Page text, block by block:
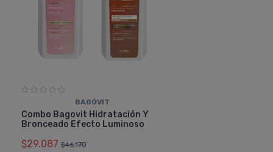
BAGÓVIT
Combo Bagovit Hidratación Y
Bronceado Efecto Luminoso
$29.087 $46.170